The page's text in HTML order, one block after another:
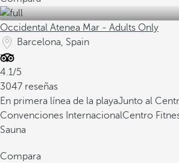
Occidental Atenea Mar - Adults Only
Barcelona, Spain
4.1/5
3047 reseñas
En primera línea de la playaJunto al
Convenciones InternacionalCentro
Sauna
Compara